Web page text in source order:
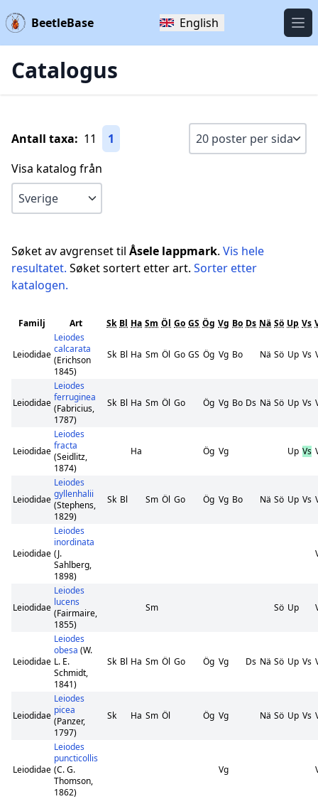
BeetleBase English
Catalogus
Antall taxa: 11
1
Visa katalog från
Søket av avgrenset til Åsele lappmark. Vis hele
resultatet. Søket sortert etter art. Sorter etter
katalogen.
Familj Art Sk Bl Ha Sm Öl Go GS Ög Vg Bo Ds Nä Sö Up Vs
Leiodidae
Leiodes
calcarata
(Erichson
1845)
Sk Bl Ha Sm Öl Go GS Ög Vg Bo Nä Sö Up Vs
Leiodidae
Leiodes
ferruginea
(Fabricius,
1787)
Sk Bl Ha Sm Öl Go Ög Vg Bo Ds Nä Sö Up Vs
Leiodidae
Leiodes
fracta
(Seidlitz,
1874)
Ha Ög Vg Up Vs
Leiodidae
Leiodes
gyllenhalii
(Stephens,
1829)
Sk Bl Sm Öl Go Ög Vg Bo Nä Sö Up Vs
Leiodidae
Leiodes
inordinata
(J.
Sahlberg,
1898)
Leiodidae
Leiodes
lucens
(Fairmaire,
1855)
Sm Sö Up
Leiodidae
Leiodes
obesa (W.
L. E.
Schmidt,
1841)
Sk Bl Ha Sm Öl Go Ög Vg Ds Nä Sö Up Vs
Leiodidae
Leiodes
picea
(Panzer,
1797)
Sk Ha Sm Öl Ög Vg Nä Sö Up Vs
Leiodidae
Leiodes
puncticollis
(C. G.
Thomson,
1862)
Vg